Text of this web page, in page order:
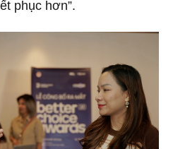
phục hơn”.